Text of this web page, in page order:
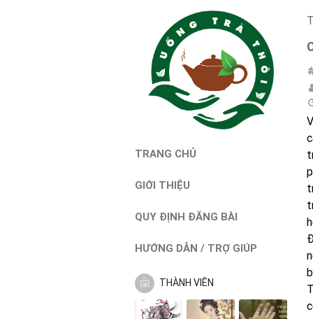
TRANG CHỦ
GIỚI THIỆU
QUY ĐỊNH ĐĂNG BÀI
HƯỚNG DẪN / TRỢ GIÚP
THÀNH VIÊN